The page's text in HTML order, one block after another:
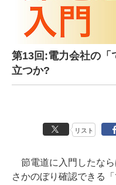
第13回:電力会社の「
立つか?
リスト
節電道に入門したなら
さかのぼり確認できる